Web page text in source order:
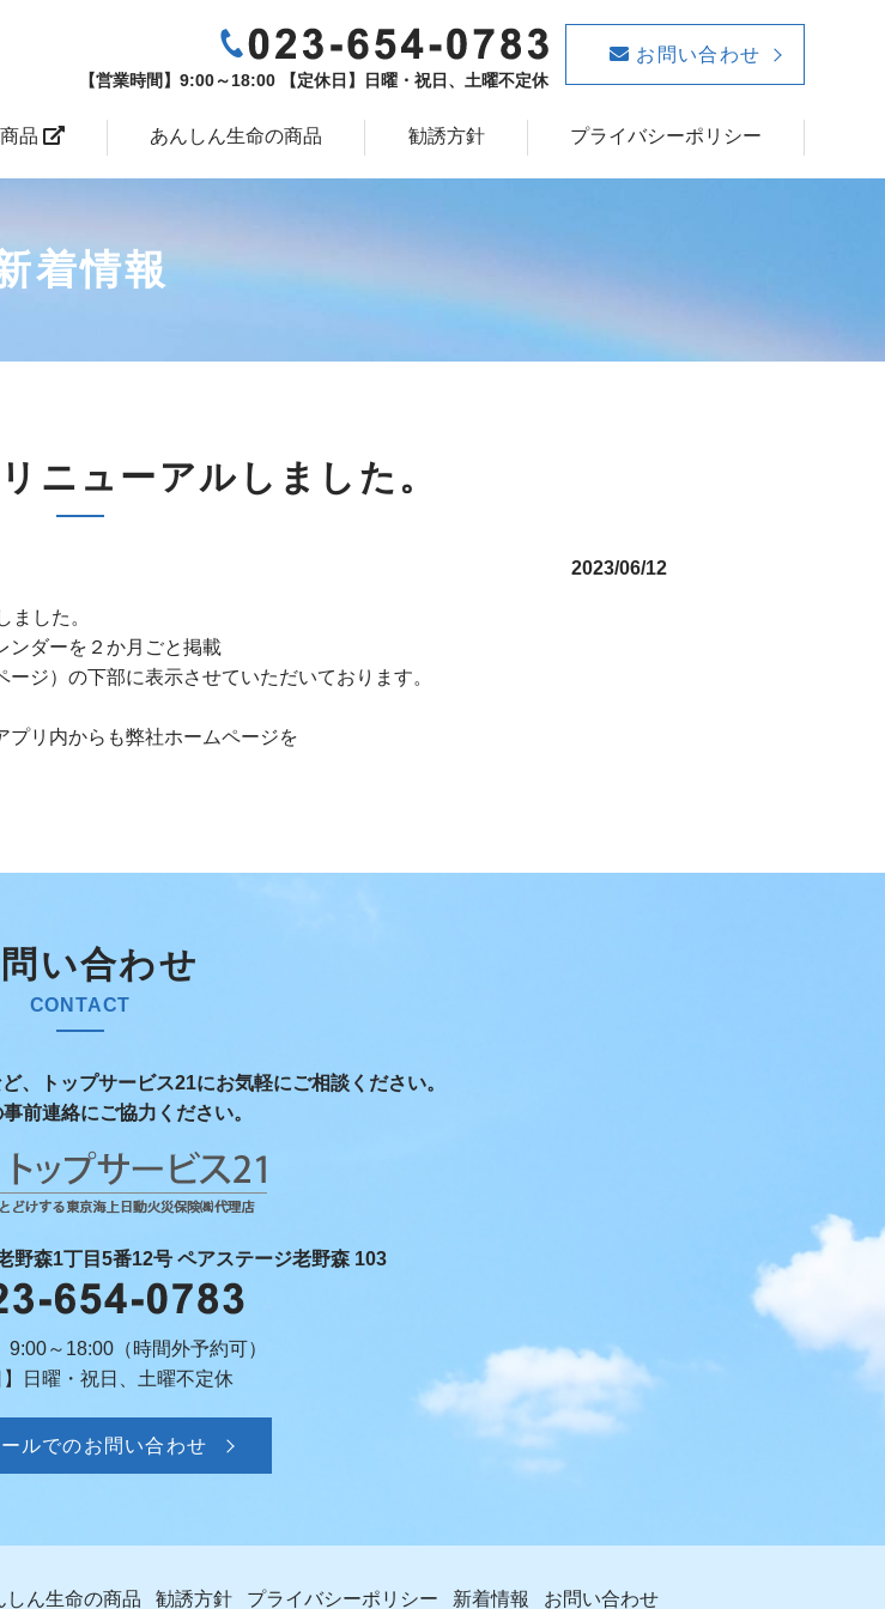
【営業時間】9:00～18:00 【定休日】日曜・祝日、土曜不定休
お問い合わせ
品 あんしん生命の商品 勧誘方針 プライバシーポリシー
着情報
ニューアルしました。
2023/06/12
した。
ンダーを２か月ごと掲載
ジ）の下部に表示させていただいております。
プリ内からも弊社ホームページを
い合わせ
CONTACT
、トップサービス21にお気軽にご相談ください。
前連絡にご協力ください。
野森1丁目5番12号 ペアステージ老野森 103
9:00～18:00（時間外予約可）
】日曜・祝日、土曜不定休
ールでのお問い合わせ
しん生命の商品 勧誘方針 プライバシーポリシー 新着情報 お問い合わせ